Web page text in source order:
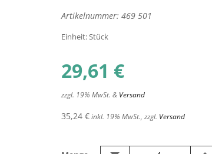
Artikelnummer: 469 501
Einheit: Stück
29,61 €
zzgl. 19% MwSt. & Versand
35,24 €inkl. 19% MwSt., zzgl. Versand